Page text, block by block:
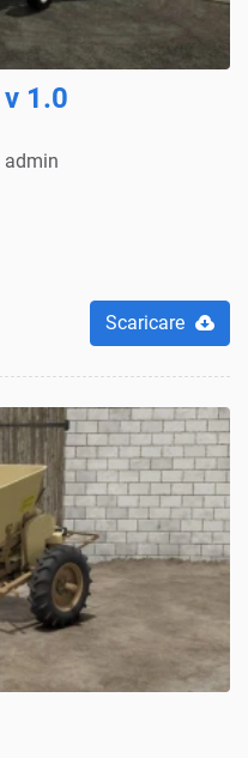
v 1.0
admin
Scaricare